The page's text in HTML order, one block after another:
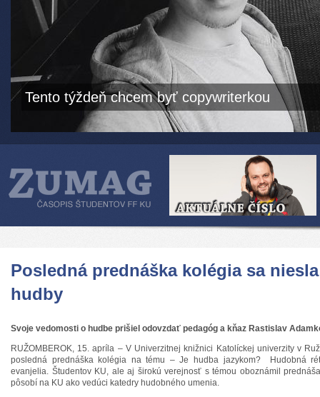
Tento týždeň chcem byť copywriterkou
Posledná prednáška kolégia sa
hudby
Svoje vedomosti o hudbe prišiel odovzdať pedagóg a kňaz Rastislav
RUŽOMBEROK, 15. apríla – V Univerzitnej knižnici Katolíckej univerzity v
posledná prednáška kolégia na tému – Je hudba jazykom? Hudobná
evanjelia. Študentov KU, ale aj širokú verejnosť s témou oboznámil
pôsobí na KU ako vedúci katedry hudobného umenia.